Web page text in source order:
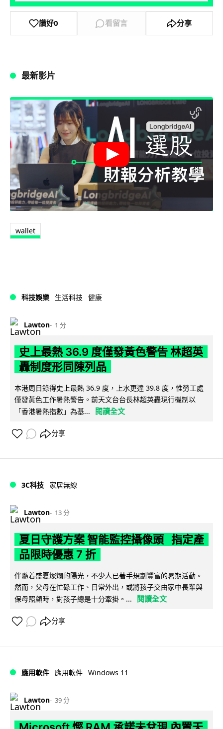
讚好0 看留言 分享
最新影片
wallet
科技娛樂 生活科技 健康
Lawton 1 分
史上最熱 36.9 度僅發黃色警告 林超英
轟制度形同陳列品
本港周日錄得史上最熱 36.9 度，上水更達 39.8 度，惟勞工處
僅發黃色工作暑熱警告。前天文台台長林超英轟現行機制以
「香港暑熱指數」為基...
閱讀全文
分享
3C科技 家居無線
Lawton 13 分
夏日守護方案 智能監控攝像頭 指定產
品限時優惠 7 折
伴隨着盛夏燦爛的陽光，不少人已著手規劃豐富的暑期活動。
然而，父母在忙碌工作、日常外出，或將孩子交由家中長輩與
保母照顧時，對孩子總是十分牽掛。...
閱讀全文
分享
應用軟件 應用軟件 Windows 11
Lawton 39 分